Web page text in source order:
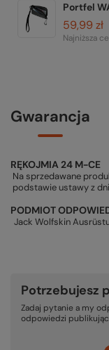
Portfel
59,99 zł
Najniższa
Gwarancja
RĘKOJMIA 24 M-CE
Na sprzedawane
podstawie ustawy z
PODMIOT
Jack Wolfskin
Potrzebujesz
Zadaj pytanie a my
odpowiedzi